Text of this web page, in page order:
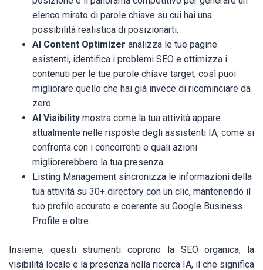
elenco mirato di parole chiave su cui hai una
possibilità realistica di posizionarti.
AI Content Optimizer analizza le tue pagine
esistenti, identifica i problemi SEO e ottimizza i
contenuti per le tue parole chiave target, così puoi
migliorare quello che hai già invece di ricominciare da
zero.
AI Visibility mostra come la tua attività appare
attualmente nelle risposte degli assistenti IA, come si
confronta con i concorrenti e quali azioni
migliorerebbero la tua presenza.
Listing Management sincronizza le informazioni della
tua attività su 30+ directory con un clic, mantenendo il
tuo profilo accurato e coerente su Google Business
Profile e oltre.
Insieme, questi strumenti coprono la SEO organica, la
visibilità locale e la presenza nella ricerca IA, il che significa